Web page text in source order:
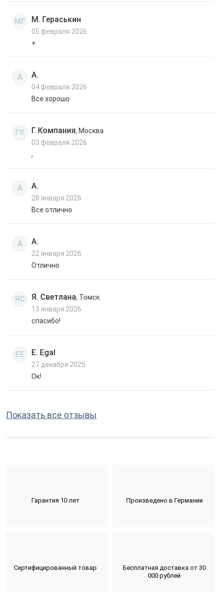
МГ М. Гераськин
05 февраля 2026
+
А А.
04 февраля 2026
Все хорошо
ГК Г. Компания, Москва
03 февраля 2026
,
А А.
28 января 2026
Все отлично
А А.
22 января 2026
Отлично
ЯС Я. Светлана, Томск
13 января 2026
спасибо!
EE E. Egal
27 декабря 2025
Ок!
Показать все отзывы
Гарантия 10 лет Произведено в Германии
Сертифицированный товар
Бесплатная доставка от 30
000 рублей